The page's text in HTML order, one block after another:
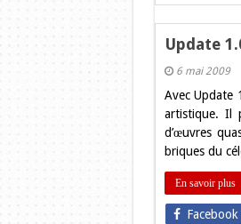
Update
6 mai 2009
Avec Update
artistique. Il
d’œuvres
briques du
En savoir plus
Facebook